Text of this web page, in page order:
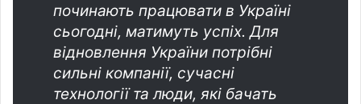
починають працювати в Україні
сьогодні, матимуть успіх. Для
відновлення України потрібні
сильні компанії, сучасні
технології та люди, які бачать